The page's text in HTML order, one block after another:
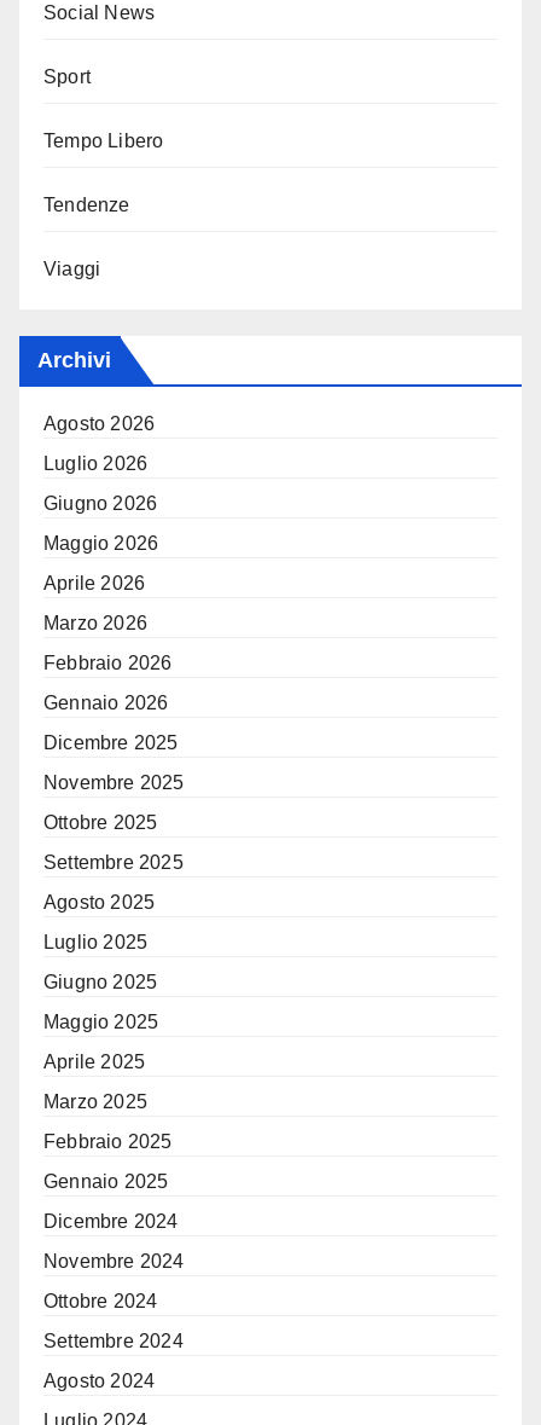
Social News
Sport
Tempo Libero
Tendenze
Viaggi
Archivi
Agosto 2026
Luglio 2026
Giugno 2026
Maggio 2026
Aprile 2026
Marzo 2026
Febbraio 2026
Gennaio 2026
Dicembre 2025
Novembre 2025
Ottobre 2025
Settembre 2025
Agosto 2025
Luglio 2025
Giugno 2025
Maggio 2025
Aprile 2025
Marzo 2025
Febbraio 2025
Gennaio 2025
Dicembre 2024
Novembre 2024
Ottobre 2024
Settembre 2024
Agosto 2024